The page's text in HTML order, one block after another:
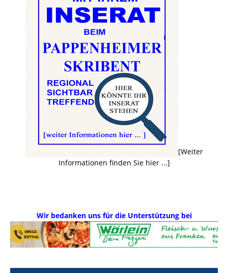
[Weiter
Informationen finden Sie hier ...]
Wir bedanken uns für die Unterstützung bei